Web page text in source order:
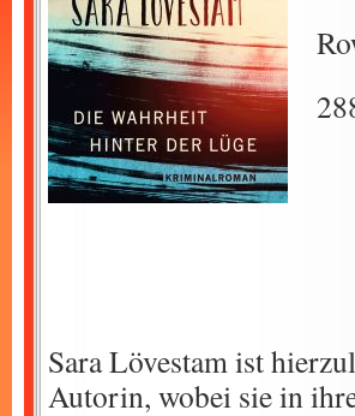
Sara Lövestam ist
Autorin, wobei sie in